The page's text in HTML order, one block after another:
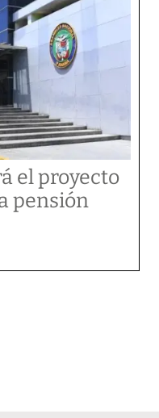
el proyecto
pensión